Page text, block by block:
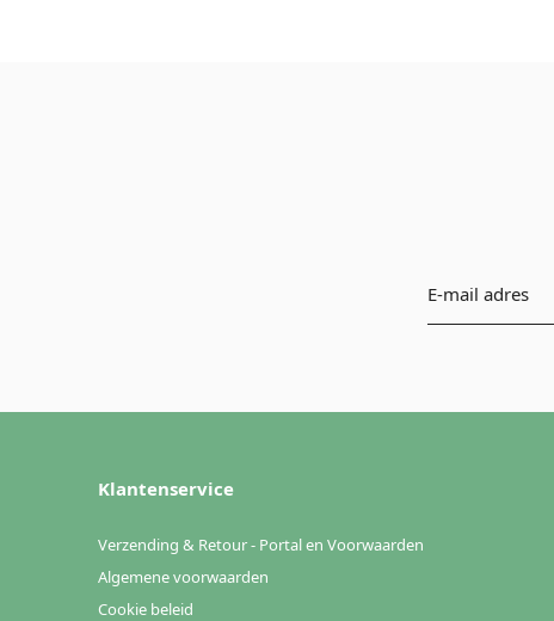
Klantenservice
Verzending & Retour - Portal en Voorwaarden
Algemene voorwaarden
Cookie beleid